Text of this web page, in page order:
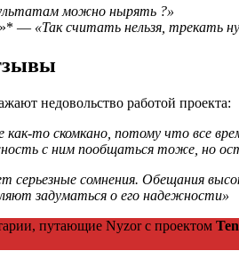
можно нырять ?»
— «Так считать нельзя, трекать
недовольство работой проекта:
как-то скомкано, потому что все
с ним пообщаться тоже, но
серьезные сомнения. Обещания
задуматься о его надежности»
путающие Nyzor с проектом